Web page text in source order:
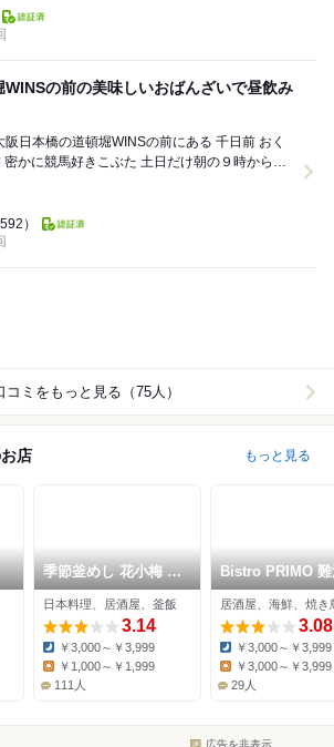
の前の美味しいおばんざいで昼飲み
592）
コミをもっと見る（75人）
店 もっと見る
季節釜めし 花小梅 難
波髙島屋店
日本料理、居酒屋、釜飯
3.14
Dinner:
￥3,000～￥3,999
￥1,000～￥1,999
111人
Bistro PRIMO
居酒屋、海鮮、焼き
3.08
Dinner:
￥3,000～￥3,999
Lunch:
￥3,000～￥3,999
29人